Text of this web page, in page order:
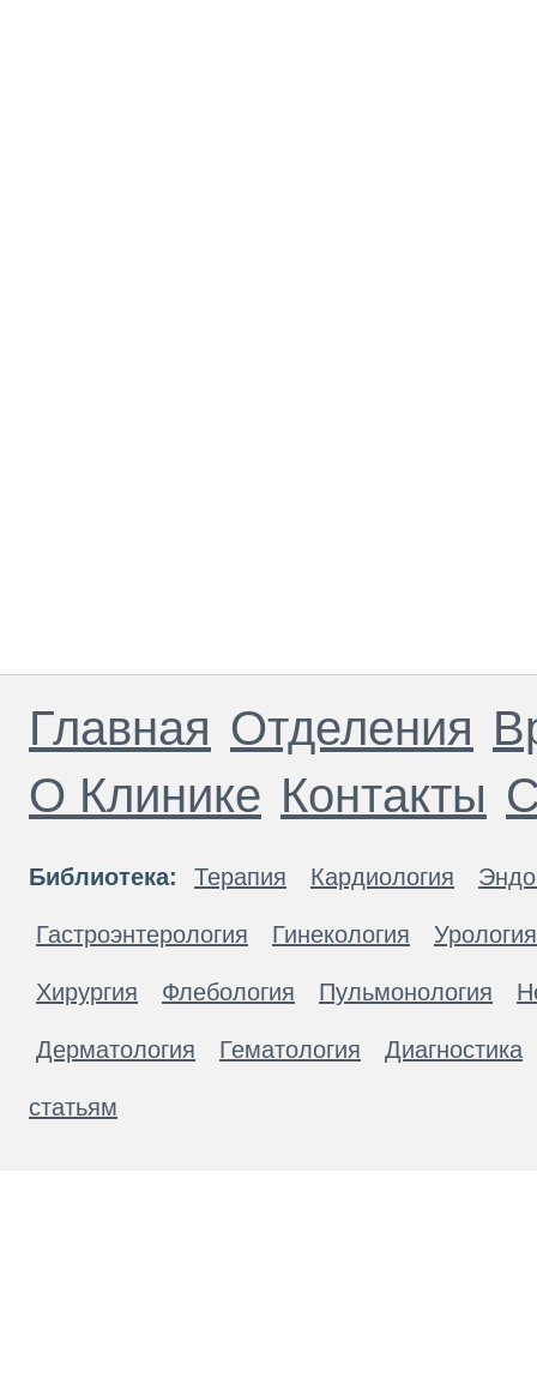
Главная Отделения
О Клинике Контакты
Библиотека: Терапия Кардиология
Гастроэнтерология Гинекология Урология
Хирургия Флебология Пульмонология
Дерматология Гематология Диагностика
статьям